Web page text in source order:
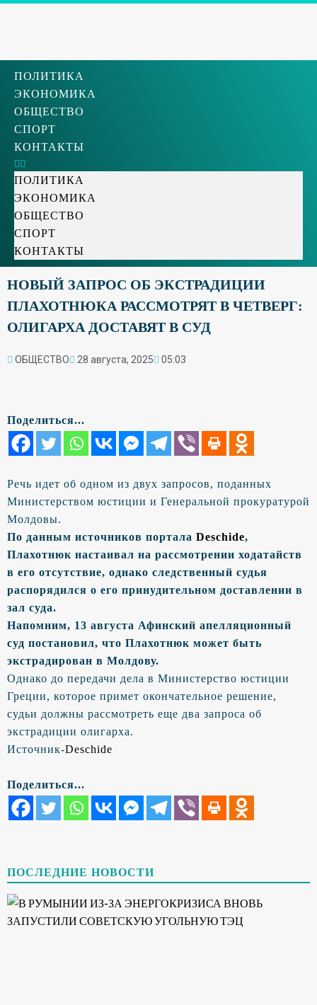
ПОЛИТИКА
ЭКОНОМИКА
ОБЩЕСТВО
СПОРТ
КОНТАКТЫ
ПОЛИТИКА
ЭКОНОМИКА
ОБЩЕСТВО
СПОРТ
КОНТАКТЫ
НОВЫЙ ЗАПРОС ОБ ЭКСТРАДИЦИИ
ПЛАХОТНЮКА РАССМОТРЯТ В ЧЕТВЕРГ:
ОЛИГАРХА ДОСТАВЯТ В СУД
ОБЩЕСТВО 28 августа, 2025 05:03
Поделиться...
Речь идет об одном из двух запросов, поданных
Министерством юстиции и Генеральной прокуратурой
Молдовы.
По данным источников портала Deschide,
Плахотнюк настаивал на рассмотрении ходатайств
в его отсутствие, однако следственный судья
распорядился о его принудительном доставлении в
зал суда.
Напомним, 13 августа Афинский апелляционный
суд постановил, что Плахотнюк может быть
экстрадирован в Молдову.
Однако до передачи дела в Министерство юстиции
Греции, которое примет окончательное решение,
судьи должны рассмотреть еще два запроса об
экстрадиции олигарха.
Источник-Deschide
Поделиться...
ПОСЛЕДНИЕ НОВОСТИ